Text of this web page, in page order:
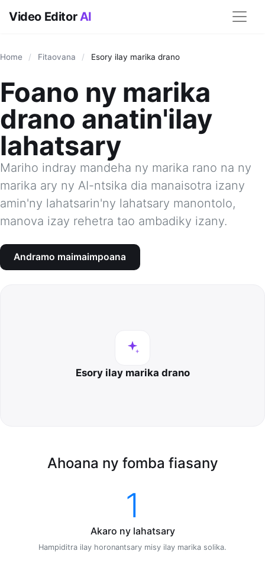
Video EditorAI
Home / Fitaovana / Esory ilay marika drano
Foano ny marika
drano anatin'ilay
lahatsary
Mariho indray mandeha ny marika rano na ny
marika ary ny AI-ntsika dia manaisotra izany
amin'ny lahatsarin'ny lahatsary manontolo,
manova izay rehetra tao ambadiky izany.
Andramo maimaimpoana
Esory ilay marika drano
Ahoana ny fomba fiasany
1
Akaro ny lahatsary
Hampiditra ilay horonantsary misy ilay marika solika.